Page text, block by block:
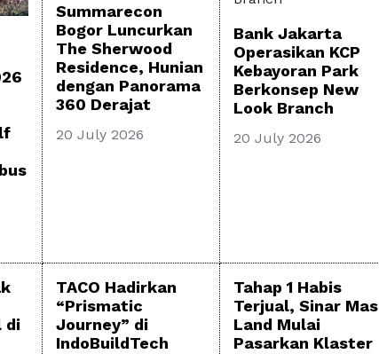
Summarecon
Bogor Luncurkan
The Sherwood
Residence, Hunian
dengan Panorama
360 Derajat
20 July 2026
Bank Jakarta
Operasikan KCP
Kebayoran Park
Berkonsep New
Look Branch
20 July 2026
di
TACO Hadirkan
“Prismatic
Journey” di
IndoBuildTech
Tahap 1 Habis
Terjual, Sinar Mas
Land Mulai
Pasarkan Klaster